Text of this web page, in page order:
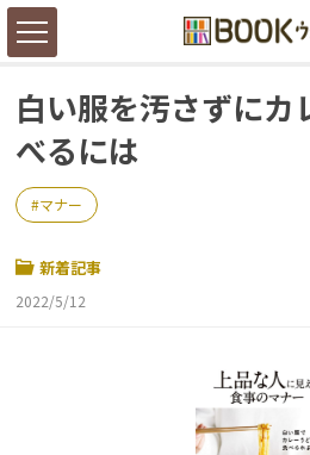
白い服を汚さずにカ
べるには
マナー
新着記事
2022/5/12